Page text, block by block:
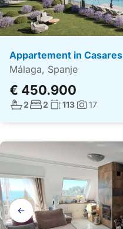
Appartement in Casares
Málaga, Spanje
€ 450.900
Aantal badkamers:
2Aantal slaapkamers:
2 Woonoppervlakte:
113Foto's:
17
Galerij
navigatie